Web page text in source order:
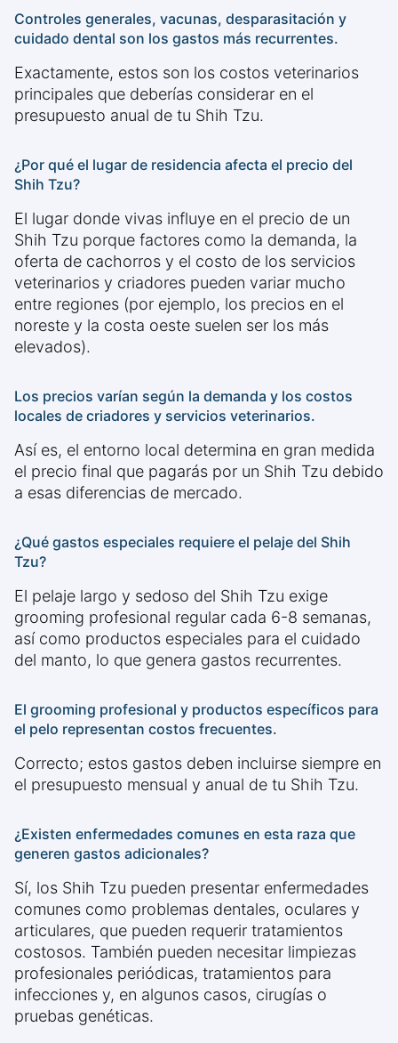
Controles generales, vacunas, desparasitación y
cuidado dental son los gastos más recurrentes.
Exactamente, estos son los costos veterinarios
principales que deberías considerar en el
presupuesto anual de tu Shih Tzu.
¿Por qué el lugar de residencia afecta el precio del
Shih Tzu?
El lugar donde vivas influye en el precio de un
Shih Tzu porque factores como la demanda, la
oferta de cachorros y el costo de los servicios
veterinarios y criadores pueden variar mucho
entre regiones (por ejemplo, los precios en el
noreste y la costa oeste suelen ser los más
elevados).
Los precios varían según la demanda y los costos
locales de criadores y servicios veterinarios.
Así es, el entorno local determina en gran medida
el precio final que pagarás por un Shih Tzu debido
a esas diferencias de mercado.
¿Qué gastos especiales requiere el pelaje del Shih
Tzu?
El pelaje largo y sedoso del Shih Tzu exige
grooming profesional regular cada 6-8 semanas,
así como productos especiales para el cuidado
del manto, lo que genera gastos recurrentes.
El grooming profesional y productos específicos para
el pelo representan costos frecuentes.
Correcto; estos gastos deben incluirse siempre en
el presupuesto mensual y anual de tu Shih Tzu.
¿Existen enfermedades comunes en esta raza que
generen gastos adicionales?
Sí, los Shih Tzu pueden presentar enfermedades
comunes como problemas dentales, oculares y
articulares, que pueden requerir tratamientos
costosos. También pueden necesitar limpiezas
profesionales periódicas, tratamientos para
infecciones y, en algunos casos, cirugías o
pruebas genéticas.